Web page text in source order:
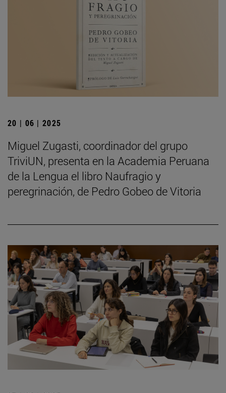
20 | 06 | 2025
Miguel Zugasti, coordinador del grupo
TriviUN, presenta en la Academia Peruana
de la Lengua el libro Naufragio y
peregrinación, de Pedro Gobeo de Vitoria